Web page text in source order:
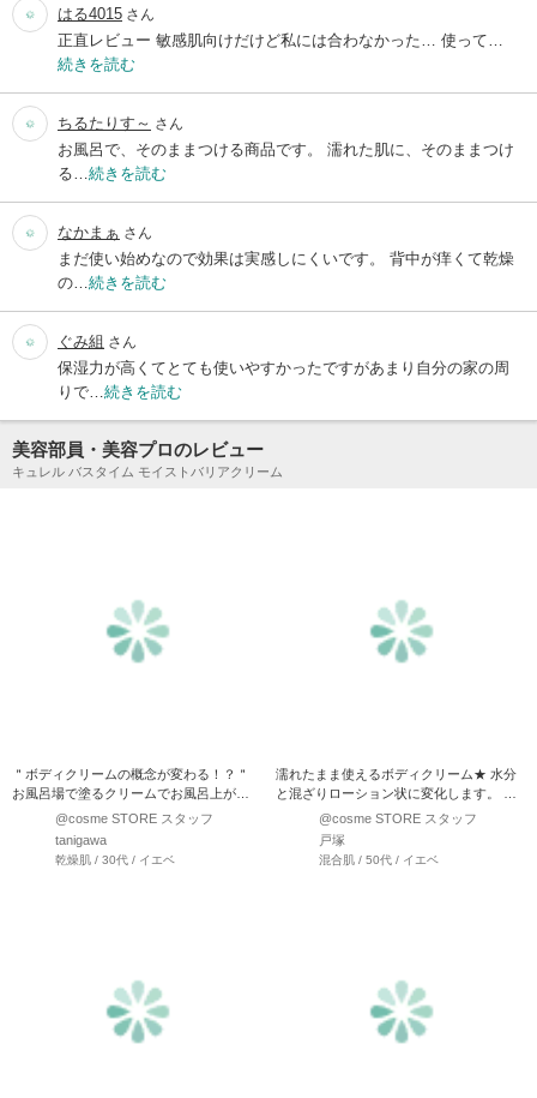
はる4015 さん
正直レビュー 敏感肌向けだけど私には合わなかった… 使って…
続きを読む
ちるたりす～ さん
お風呂で、そのままつける商品です。 濡れた肌に、そのままつけ
る… 続きを読む
なかまぁ さん
まだ使い始めなので効果は実感しにくいです。 背中が痒くて乾燥
の… 続きを読む
ぐみ組 さん
保湿力が高くてとても使いやすかったですがあまり自分の家の周
りで… 続きを読む
美容部員・美容プロのレビュー
キュレル バスタイム モイストバリアクリーム
＂ボディクリームの概念が変わる！？＂
お風呂場で塗るクリームでお風呂上がり
乾燥する前の濡れた肌に…
@cosme STORE スタッフ
tanigawa
乾燥肌 / 30代 / イエベ
濡れたまま使えるボディクリーム★ 水分
と混ざりローション状に変化します。 お
肌をうるおいでラッピ…
@cosme STORE スタッフ
戸塚
混合肌 / 50代 / イエベ